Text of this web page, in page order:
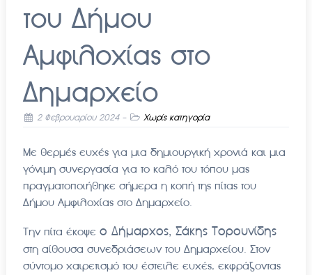
του Δήμου
Αμφιλοχίας στο
Δημαρχείο
2 Φεβρουαρίου 2024- Χωρίς κατηγορία
Με θερμές ευχές για μια δημιουργική χρονιά και μια
γόνιμη συνεργασία για το καλό του τόπου μας
πραγματοποιήθηκε σήμερα η κοπή της πίτας του
Δήμου Αμφιλοχίας στο Δημαρχείο.
Την πίτα έκοψε ο Δήμαρχος, Σάκης Τορουνίδης
στη αίθουσα συνεδριάσεων του Δημαρχείου. Στον
σύντομο χαιρετισμό του έστειλε ευχές, εκφράζοντας